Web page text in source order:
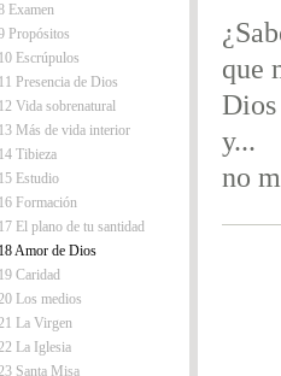
Examen
Propósitos
10 Escrúpulos
11 Presencia de Dios
12 Vida sobrenatural
13 Más de vida interior
14 Tibieza
15 Estudio
16 Formación
17 El plano de tu santidad
18 Amor de Dios
19 Caridad
Los medios
La Virgen
La Iglesia
Santa Misa
que
y...
no